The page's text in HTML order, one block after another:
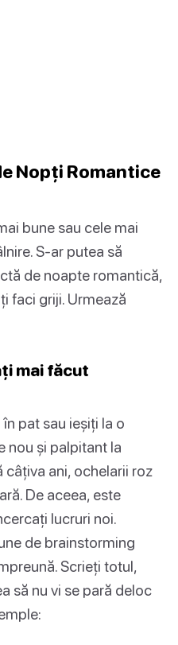
Nopți Romantice
bune sau cele mai
S-ar putea să
de noapte romantică,
faci griji. Urmează
mai făcut
pat sau ieșiți la o
nou și palpitant la
câțiva ani, ochelarii roz
De aceea, este
lucruri noi.
de brainstorming
Scrieți totul,
să nu vi se pară deloc